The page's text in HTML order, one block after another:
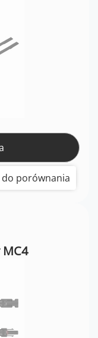
porównania